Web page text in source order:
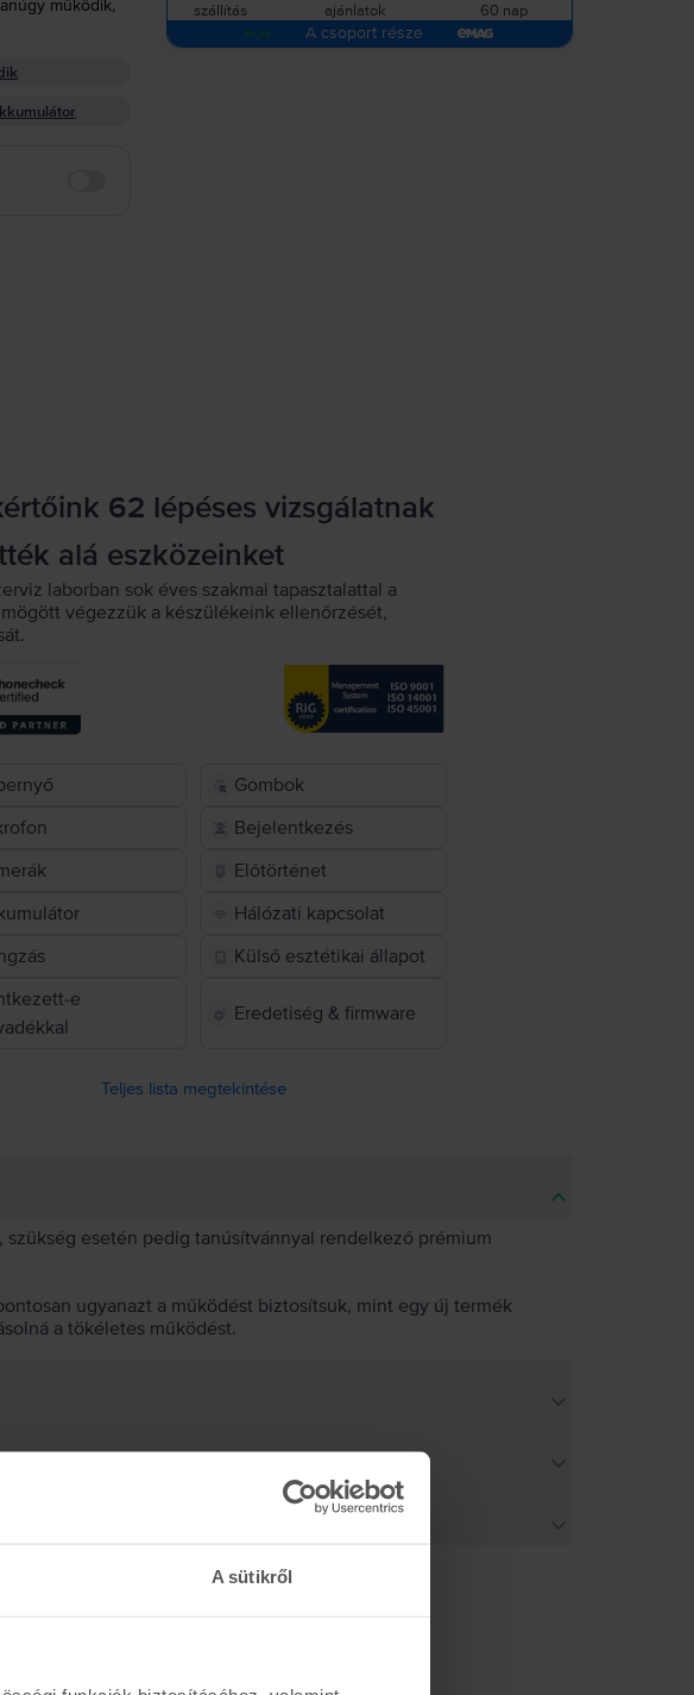
A sütikről
működik,
szállítás
ajánlatok
60 nap
A csoport része
62 lépéses vizsgálatnak
alá eszközeinket
laborban sok éves szakmai tapasztalattal a
végezzük a készülékeink ellenőrzését,
Gombok
Bejelentkezés
Előtörténet
Hálózati kapcsolat
Külső esztétikai állapot
e
Eredetiség & firmware
Teljes lista megtekintése
esetén pedig tanúsítvánnyal rendelkező prémium
ugyanazt a működést biztosítsuk, mint egy új termék
a tökéletes működést.